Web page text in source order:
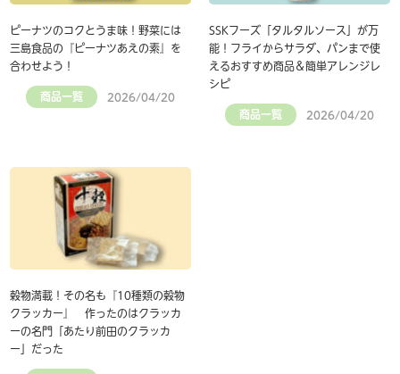
ピーナツのコクとうま味！野菜には
三島食品の『ピーナツあえの素』を
合わせよう！
商品一覧 2026/04/20
SSKフーズ「タルタルソース」が万
能！フライからサラダ、パンまで使
えるおすすめ商品＆簡単アレンジレ
シピ
商品一覧 2026/04/20
穀物満載！その名も『10種類の穀物
クラッカー』 作ったのはクラッカ
ーの名門「あたり前田のクラッカ
ー」だった